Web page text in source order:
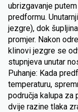
ubrizgavanje
predformu.
jezgre), dok
promjer. Nakon
klinovi jezgre se
stupnjeva unutar
Puhanje: Kada
temperaturu,
područja kalupa za
dvije razine tlaka